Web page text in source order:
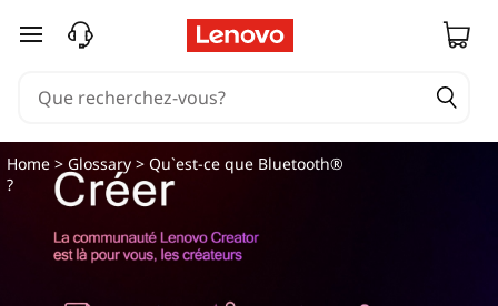
Q
e
passer au contenu principal
Home >Glossary > Qu`est-ce que Bluetooth®
?